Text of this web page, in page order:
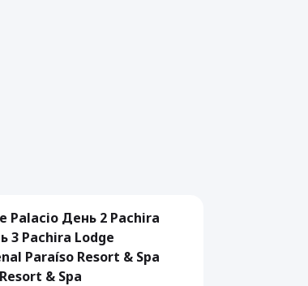
Palacio День 2 Pachira
3 Pachira Lodge
Paraíso Resort & Spa
& Spa